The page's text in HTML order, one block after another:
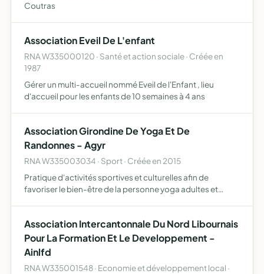
Coutras
Association Eveil De L'enfant
RNA W335000120 · Santé et action sociale · Créée en
1987
Gérer un multi-accueil nommé Eveil de l'Enfant , lieu
d'accueil pour les enfants de 10 semaines à 4 ans
Association Girondine De Yoga Et De
Randonnes - Agyr
RNA W335003034 · Sport · Créée en 2015
Pratique d'activités sportives et culturelles afin de
favoriser le bien-être de la personne yoga adultes et
dive…
Association Intercantonnale Du Nord Libournais
Pour La Formation Et Le Developpement -
Ainlfd
RNA W335001548 · Economie et développement local ·